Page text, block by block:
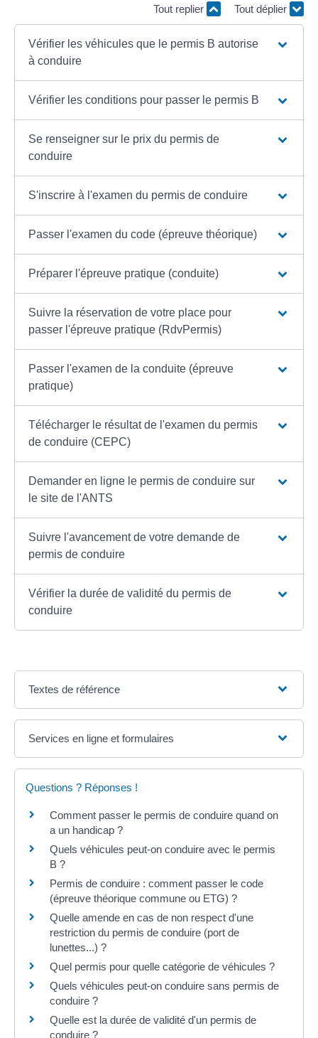
Tout replier Tout déplier
Vérifier les véhicules que le permis B autorise
à conduire
Vérifier les conditions pour passer le permis B
Se renseigner sur le prix du permis de
conduire
S'inscrire à l'examen du permis de conduire
Passer l'examen du code (épreuve théorique)
Préparer l'épreuve pratique (conduite)
Suivre la réservation de votre place pour
passer l'épreuve pratique (RdvPermis)
Passer l'examen de la conduite (épreuve
pratique)
Télécharger le résultat de l'examen du permis
de conduire (CEPC)
Demander en ligne le permis de conduire sur
le site de l'ANTS
Suivre l'avancement de votre demande de
permis de conduire
Vérifier la durée de validité du permis de
conduire
Textes de référence
Services en ligne et formulaires
Questions ? Réponses !
Comment passer le permis de conduire quand on
a un handicap ?
Quels véhicules peut-on conduire avec le permis
B ?
Permis de conduire : comment passer le code
(épreuve théorique commune ou ETG) ?
Quelle amende en cas de non respect d'une
restriction du permis de conduire (port de
lunettes...) ?
Quel permis pour quelle catégorie de véhicules ?
Quels véhicules peut-on conduire sans permis de
conduire ?
Quelle est la durée de validité d'un permis de
conduire ?